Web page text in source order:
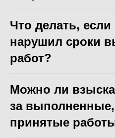
Что делать,
нарушил сроки
работ?
Можно ли
за
принятые